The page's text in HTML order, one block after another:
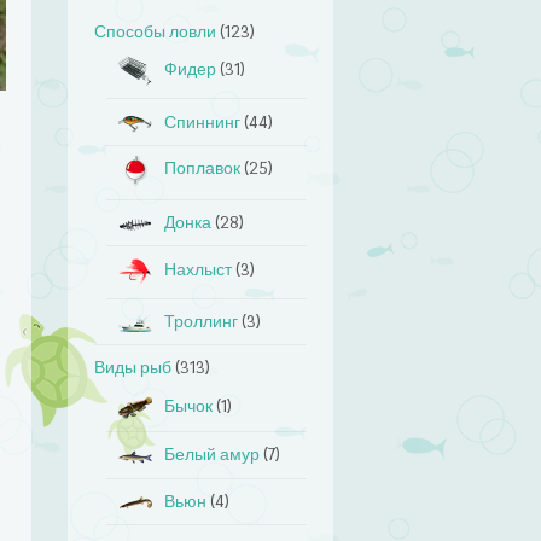
Способы ловли (123)
Фидер (31)
Спиннинг (44)
Поплавок (25)
Донка (28)
Нахлыст(3)
Троллинг (3)
Виды рыб (313)
Бычок (1)
Белый амур (7)
Вьюн (4)